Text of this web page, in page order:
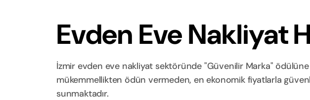
Evden Eve Nakliyat
İzmir evden eve nakliyat sektöründe "Güvenilir Marka"
mükemmellikten ödün vermeden, en ekonomik fiyatlarla
sunmaktadır.